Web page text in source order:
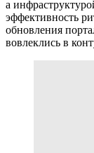
а
эффективность
обновления
вовлеклись в